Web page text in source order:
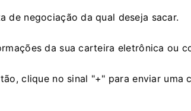
de negociação da qual deseja sacar.
da sua carteira eletrônica ou
clique no sinal "+" para enviar uma